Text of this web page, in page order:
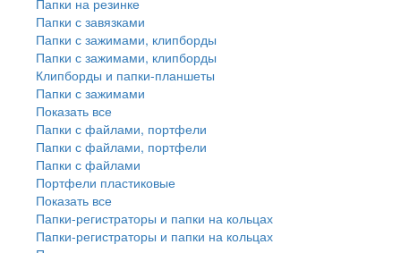
Папки с завязками
Папки с зажимами, клипборды
Папки с зажимами, клипборды
Клипборды и папки-планшеты
Папки с зажимами
Показать все
Папки с файлами, портфели
Папки с файлами, портфели
Папки с файлами
Портфели пластиковые
Показать все
Папки-регистраторы и папки на кольцах
Папки-регистраторы и папки на кольцах